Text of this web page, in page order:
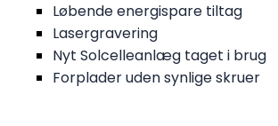
Løbende energispare tiltag
Lasergravering
Nyt Solcelleanlæg taget i brug
Forplader uden synlige skruer